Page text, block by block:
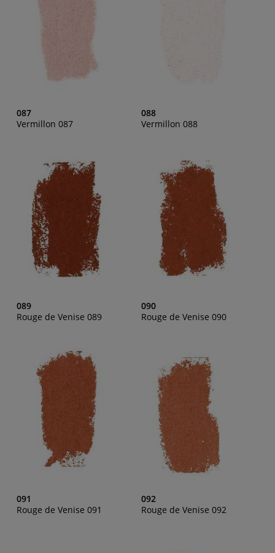
087
Vermillon 087
088
Vermillon 088
089
Rouge de Venise 089
090
Rouge de Venise 090
091
Rouge de Venise 091
092
Rouge de Venise 092